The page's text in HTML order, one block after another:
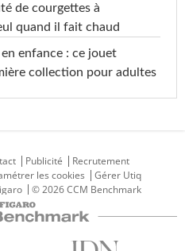
de courgettes à
quand il fait chaud
enfance : ce jouet
collection pour adultes
Publicité
Recrutement
les cookies
Gérer Utiq
© 2026 CCM Benchmark